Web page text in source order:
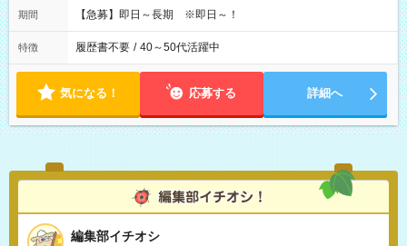
期間 【急募】即日～長期 ※即日～！
特徴 履歴書不要 / 40～50代活躍中
気になる！ 応募する 詳細へ
編集部イチオシ